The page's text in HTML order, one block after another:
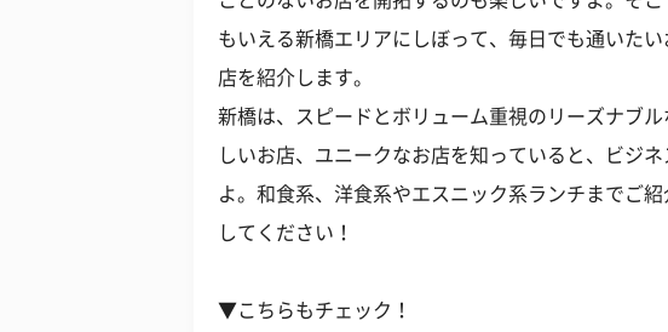
もいえる新橋エリアにしぼって、毎日でも通いた
店を紹介します。
新橋は、スピードとボリューム重視のリーズナブ
しいお店、ユニークなお店を知っていると、ビジ
よ。和食系、洋食系やエスニック系ランチまでご
してください！
▼こちらもチェック！